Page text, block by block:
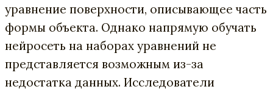
уравнение поверхности, описывающее часть
формы объекта. Однако напрямую обучать
нейросеть на наборах уравнений не
представляется возможным из-за
недостатка данных. Исследователи